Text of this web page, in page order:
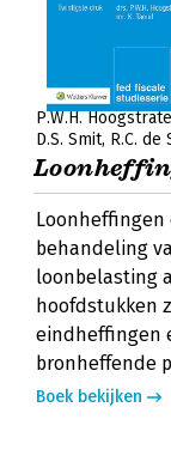
P.W.H.
D.S. Smit R.C. de
Loonheffingen
behandeling
loonbelasting
hoofdstukken
eindheffingen
bronheffende
Boek bekijken